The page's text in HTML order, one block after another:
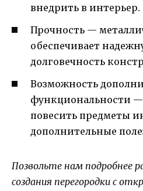
внедрить в интерьер.
Прочность —
обеспечивает
долговечность
Возможность
функциональности
повесить предметы
дополнительные
Позвольте нам подробнее
создания перегородки с